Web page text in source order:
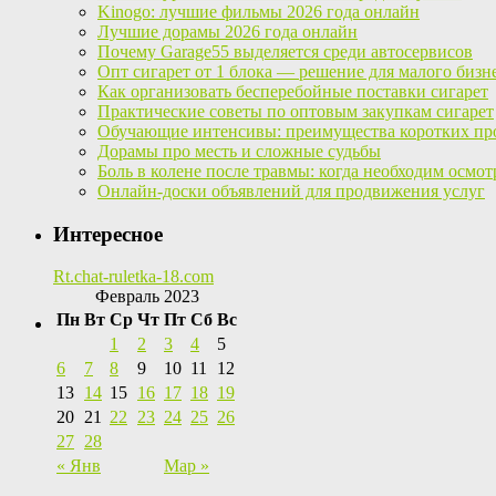
Kinogo: лучшие фильмы 2026 года онлайн
Лучшие дорамы 2026 года онлайн
Почему Garage55 выделяется среди автосервисов
Опт сигарет от 1 блока — решение для малого
Как организовать бесперебойные поставки сигарет
Практические советы по оптовым закупкам сигарет
Обучающие интенсивы: преимущества коротких
Дорамы про месть и сложные судьбы
Боль в колене после травмы: когда необходим
Онлайн-доски объявлений для продвижения услуг
Интересное
Rt.chat-ruletka-18.com
Февраль 2023
Пн Вт Ср Чт Пт Сб Вс
« Янв Мар »
1 2 3 4
5
6
7 8 9 10 11
12
13 14 15 16 17 18 19
20 21 22 23 24 25 26
27 28